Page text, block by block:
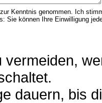
zur Kenntnis genommen. Ich
Sie können Ihre Einwilligung
vermeiden,
dauern, bis